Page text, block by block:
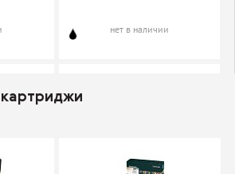
нет в наличии